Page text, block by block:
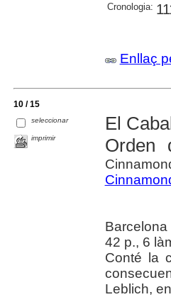
Cronologia:
Enllaç
10 / 15
seleccionar
imprimir
El
Orden
Barcelona
42 p., 6
Conté la
Leblich,